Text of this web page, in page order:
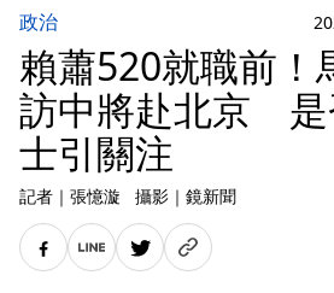
政治
賴蕭520就職前！
訪中將赴北京 是
士引關注
記者 ｜ 張憶漩 攝影 ｜ 鏡新聞